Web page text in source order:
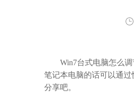
Win7台式电脑怎么调
笔记本电脑的话可以通
分享吧。